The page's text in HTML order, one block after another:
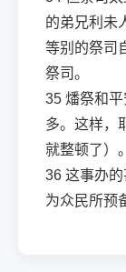
的弟兄利未
等别的祭司
祭司。
35 燔祭和
多。这样，
就整顿了）。
36 这事办
为众民所预